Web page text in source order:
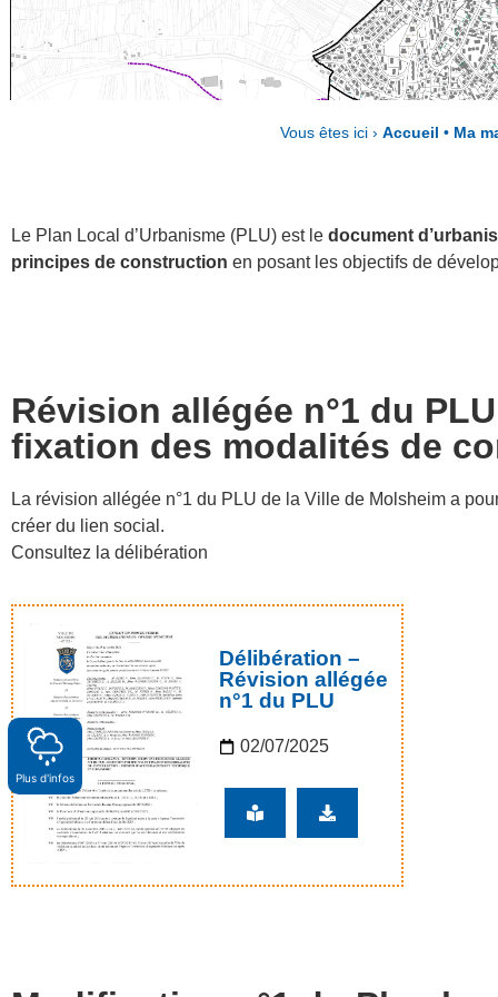
Vous êtes ici › Accueil • Ma
Le Plan Local d’Urbanisme (PLU) est le document
principes de construction en posant les objectifs de
Révision allégée n°1 du
fixation des modalités de
La révision allégée n°1 du PLU de la Ville de Molsheim a
créer du lien social.
Consultez la délibération
Délibération –
Révision allégée
n°1 du PLU
02/07/2025
Plus d'infos